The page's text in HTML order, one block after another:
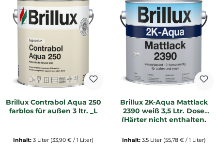
Brillux Contrabol Aqua 250
farblos für außen 3 ltr. _L
Inhalt: 3 Liter (33,90 € / 1 Liter)
Brillux 2K-Aqua Mattlack
2390 weiß 3,5 Ltr. Dose
(Härter nicht enthalten,
Inhalt: 3.5 Liter (55,78 € / 1 Liter)